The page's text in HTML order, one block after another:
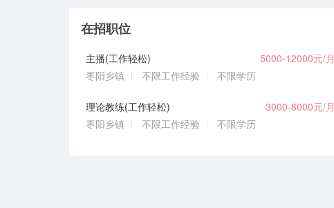
在招职位
主播(工作轻松)
5000-12000元/月
枣阳乡镇
不限工作经验 不限学历
理论教练(工作轻松)
3000-8000元/月
枣阳乡镇
不限工作经验 不限学历